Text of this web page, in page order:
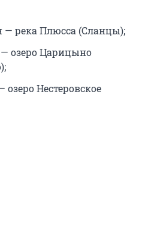
— река Плюсса (Сланцы);
озеро Царицыно
Нестеровское